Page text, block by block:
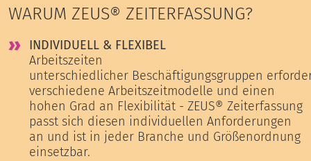
WARUM ZEUS® ZEITERFASSUNG?
INDIVIDUELL & FLEXIBEL
Arbeitszeiten
unterschiedlicher Beschäftigungsgruppen
verschiedene Arbeitszeitmodelle und einen
hohen Grad an Flexibilität - ZEUS® Zeiterfassung
passt sich diesen individuellen Anforderungen
an und ist in jeder Branche und Größenordnung
einsetzbar.